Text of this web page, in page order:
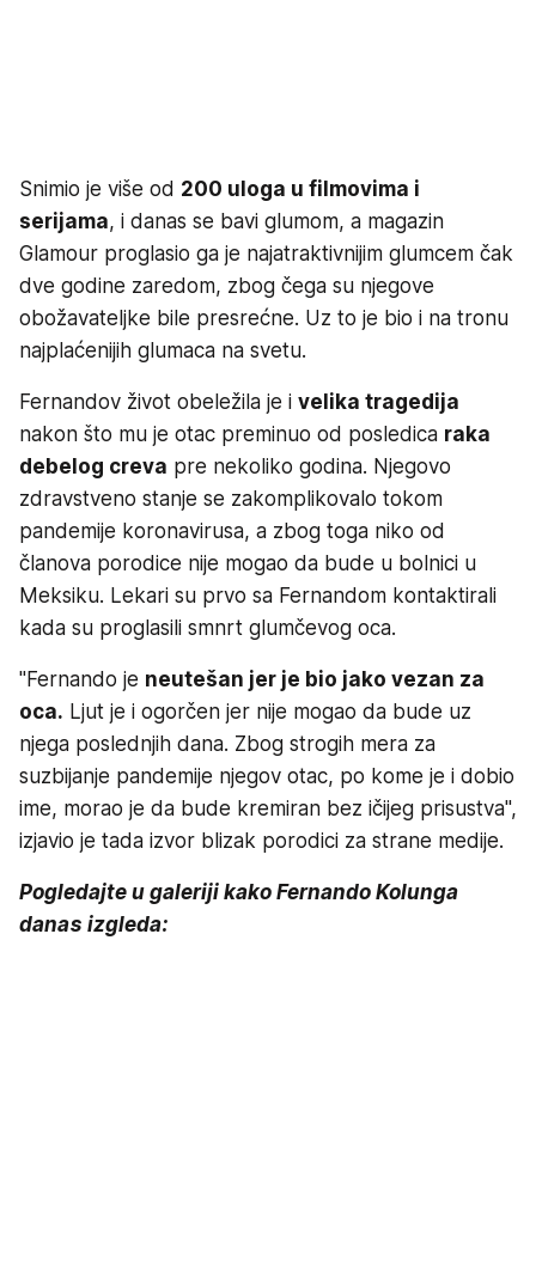
Snimio je više od 200 uloga u filmovima i
serijama, i danas se bavi glumom, a magazin
Glamour proglasio ga je najatraktivnijim glumcem čak
dve godine zaredom, zbog čega su njegove
obožavateljke bile presrećne. Uz to je bio i na tronu
najplaćenijih glumaca na svetu.
Fernandov život obeležila je i velika tragedija
nakon što mu je otac preminuo od posledica raka
debelog creva pre nekoliko godina. Njegovo
zdravstveno stanje se zakomplikovalo tokom
pandemije koronavirusa, a zbog toga niko od
članova porodice nije mogao da bude u bolnici u
Meksiku. Lekari su prvo sa Fernandom kontaktirali
kada su proglasili smnrt glumčevog oca.
"Fernando je neutešan jer je bio jako vezan za
oca. Ljut je i ogorčen jer nije mogao da bude uz
njega poslednjih dana. Zbog strogih mera za
suzbijanje pandemije njegov otac, po kome je i dobio
ime, morao je da bude kremiran bez ičijeg prisustva",
izjavio je tada izvor blizak porodici za strane medije.
Pogledajte u galeriji kako Fernando Kolunga
danas izgleda: